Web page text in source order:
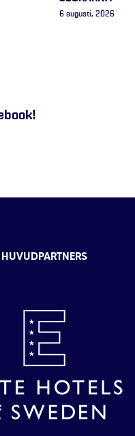
6 augusti, 2026
HUVUDPARTNERS